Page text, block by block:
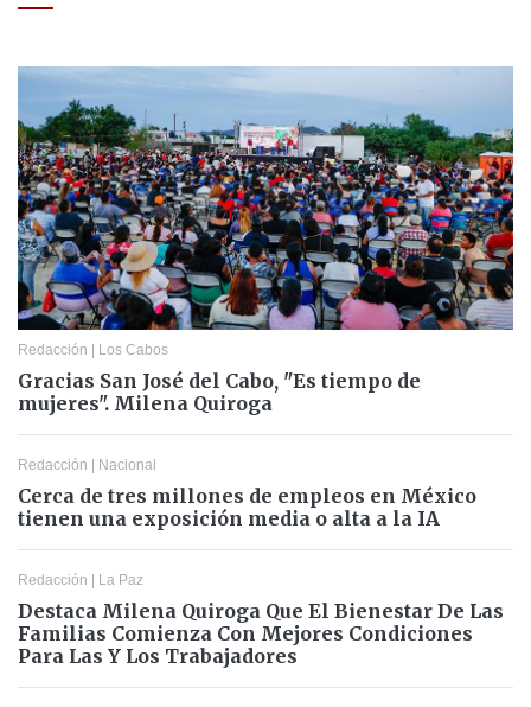
Redacción | Los Cabos
Gracias San José del Cabo, "Es tiempo de
mujeres". Milena Quiroga
Redacción | Nacional
Cerca de tres millones de empleos en México
tienen una exposición media o alta a la IA
Redacción | La Paz
Destaca Milena Quiroga Que El Bienestar De Las
Familias Comienza Con Mejores Condiciones
Para Las Y Los Trabajadores